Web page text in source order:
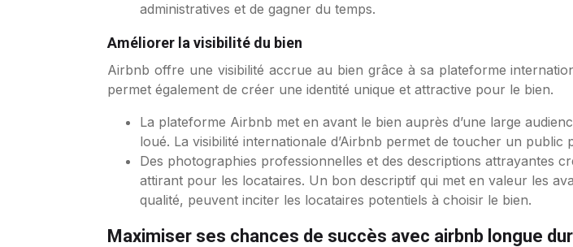
administratives et de gagner du temps.
Améliorer la visibilité du bien
Airbnb offre une visibilité accrue au bien grâce à sa plateforme
permet également de créer une identité unique et attractive pour le bien.
La plateforme Airbnb met en avant le bien auprès d’une large
loué. La visibilité internationale d’Airbnb permet de toucher un
Des photographies professionnelles et des descriptions attrayantes
attirant pour les locataires. Un bon descriptif qui met en valeur les
qualité, peuvent inciter les locataires potentiels à choisir le bien.
Maximiser ses chances de succès avec airbnb longue